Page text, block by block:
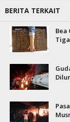
BERITA TERKAIT
Bea